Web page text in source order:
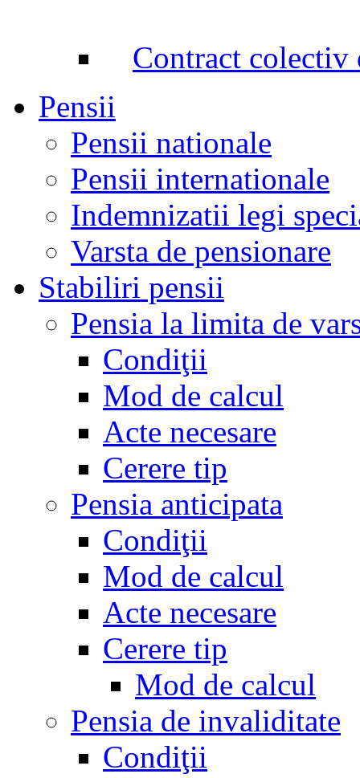
Contract colectiv
Pensii
Pensii nationale
Pensii internationale
Indemnizatii legi
Varsta de pensionare
Stabiliri pensii
Pensia la limita de
Condiţii
Mod de calcul
Acte necesare
Cerere tip
Pensia anticipata
Condiţii
Mod de calcul
Acte necesare
Cerere tip
Mod de calcul
Pensia de invaliditate
Condiţii